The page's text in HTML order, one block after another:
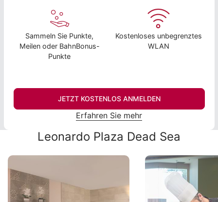
Sammeln Sie Punkte,
Meilen oder BahnBonus-
Punkte
Kostenloses unbegrenztes
WLAN
JETZT KOSTENLOS ANMELDEN
Erfahren Sie mehr
Leonardo Plaza Dead Sea